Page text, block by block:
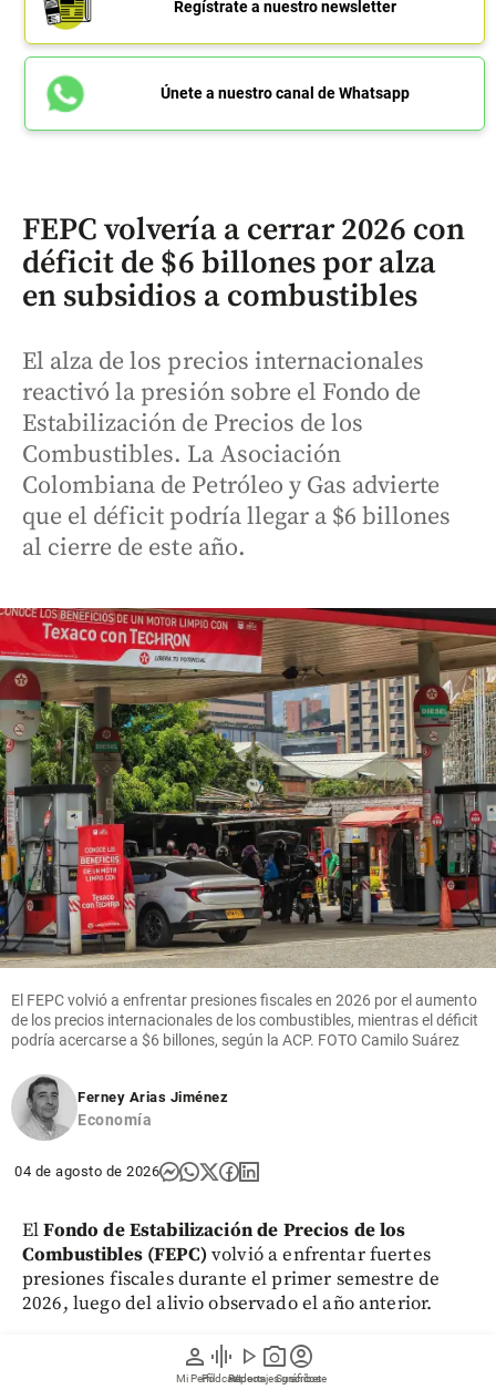
person
Mi Perfil
graphic_eq
Pódcast
play_arrow
Videos
photo_camera
Reportajes gráficos
account_circle
Suscríbete
Regístrate a nuestro newsletter
Únete a nuestro canal de Whatsapp
FEPC volvería a cerrar 2026 con
déficit de $6 billones por alza
en subsidios a combustibles
El alza de los precios internacionales
reactivó la presión sobre el Fondo de
Estabilización de Precios de los
Combustibles. La Asociación
Colombiana de Petróleo y Gas advierte
que el déficit podría llegar a $6 billones
al cierre de este año.
El FEPC volvió a enfrentar presiones fiscales en 2026 por el aumento
de los precios internacionales de los combustibles, mientras el déficit
podría acercarse a $6 billones, según la ACP. FOTO Camilo Suárez
Ferney Arias Jiménez
Economía
04 de agosto de 2026
ElFondo de Estabilización de Precios de los
Combustibles (FEPC)volvió a enfrentar fuertes
presiones fiscales durante el primer semestre de
2026, luego del alivio observado el año anterior.
De acuerdo con el más reciente informe económico